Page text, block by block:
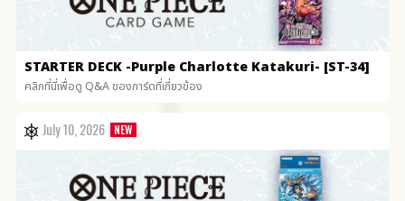
STARTER DECK -Purple Charlotte Katakuri- [ST-34]
คลิกที่นี่เพื่อดู Q&A ของการ์ดที่เกี่ยวข้อง
July 10, 2026